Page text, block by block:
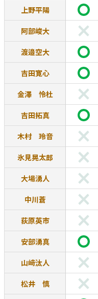
上野平陽
阿部峻大
渡邉空大
吉田寛心
金澤 怜杜
吉田拓真
木村 玲音
氷見晃太郎
大場湧人
中川蒼
荻原英市
安部湧真
山﨑汰人
松井 慎